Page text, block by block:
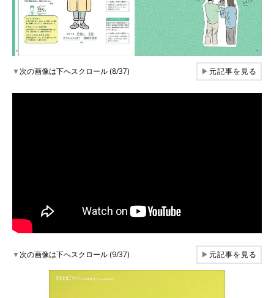
▼次の画像は下へスクロール (8/37) ▶元記事を見る
▼次の画像は下へスクロール (9/37) ▶元記事を見る